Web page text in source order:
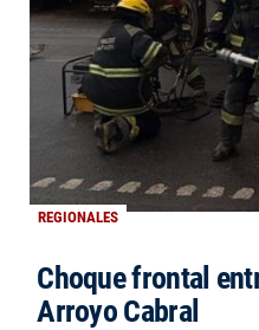
REGIONALES
Choque frontal
Arroyo Cabral